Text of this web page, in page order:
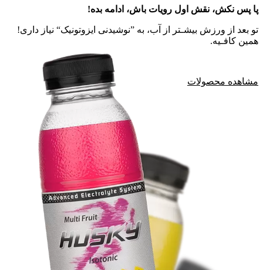
پا پس نکش، نقش اول رویات باش، ادامه بده!
تو بعد از ورزش بیشـتر از آب، به ”نوشیدنی ایزوتونیک“ نیاز داری!
همین کافـیه.
مشاهده محصولات